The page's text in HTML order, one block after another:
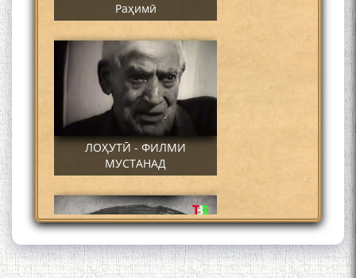
Раҳимӣ
ЛОҲУТӢ - ФИЛМИ
МУСТАНАД